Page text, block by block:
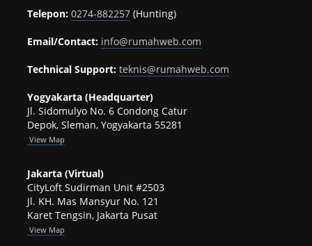
Telepon: 0274-882257 (Hunting)
Email/Contact: info@rumahweb.com
Technical Support: teknis@rumahweb.com
Yogyakarta (Headquarter)
Jl. Sidomulyo No. 6 Condong Catur
Depok, Sleman, Yogyakarta 55281
View Map
Jakarta (Virtual)
CityLoft Sudirman Unit #2503
Jl. KH. Mas Mansyur No. 121
Karet Tengsin, Jakarta Pusat
View Map